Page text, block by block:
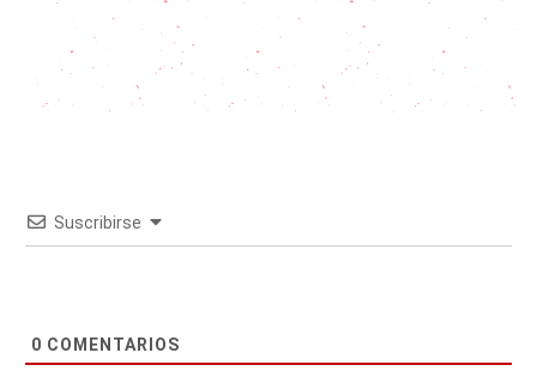
Suscribirse
0 COMENTARIOS